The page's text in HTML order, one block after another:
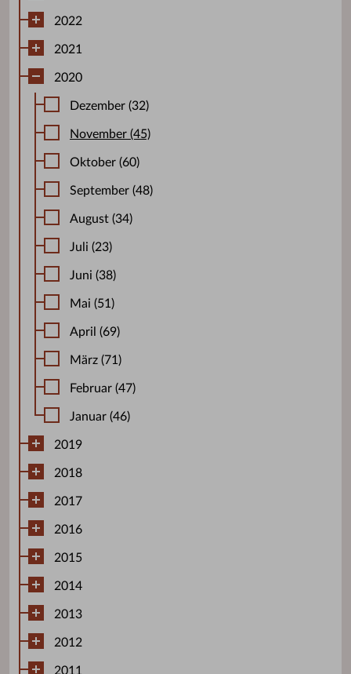
2022
2021
2020
Dezember (32)
November (45)
Oktober (60)
September (48)
August (34)
Juli (23)
Juni (38)
Mai (51)
April (69)
März (71)
Februar (47)
Januar (46)
2019
2018
2017
2016
2015
2014
2013
2012
2011